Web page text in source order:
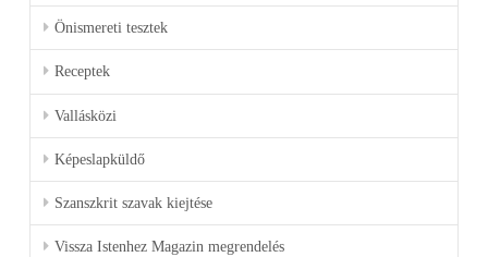
Önismereti tesztek
Receptek
Vallásközi
Képeslapküldő
Szanszkrit szavak kiejtése
Vissza Istenhez Magazin megrendelés